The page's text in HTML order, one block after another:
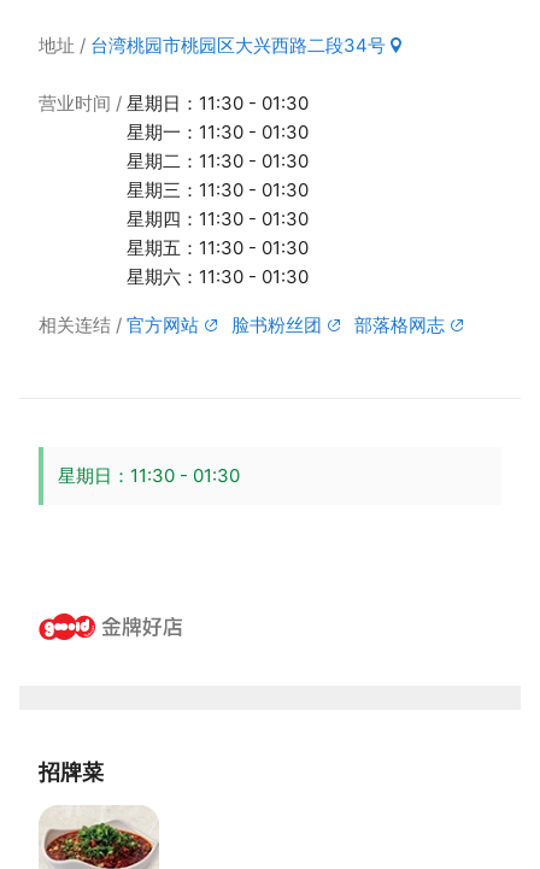
地址 台湾桃园市桃园区大兴西路二段34号
营业时间
星期日：11:30 - 01:30
星期一：11:30 - 01:30
星期二：11:30 - 01:30
星期三：11:30 - 01:30
星期四：11:30 - 01:30
星期五：11:30 - 01:30
星期六：11:30 - 01:30
相关连结 官方网站 脸书粉丝团 部落格网志
星期日：11:30 - 01:30
招牌菜